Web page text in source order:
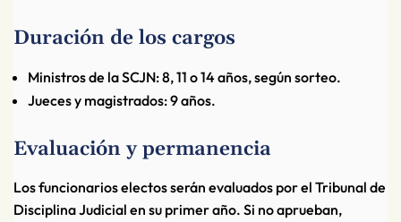
Duración de los cargos
Ministros de la SCJN: 8, 11 o 14 años, según sorteo.
Jueces y magistrados: 9 años.
Evaluación y permanencia
Los funcionarios electos serán evaluados por el Tribunal de
Disciplina Judicial en su primer año. Si no aprueban,